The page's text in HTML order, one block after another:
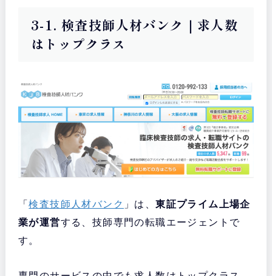
3-1. 検査技師人材バンク｜求人数
はトップクラス
「検査技師人材バンク 」は、東証プライム上場企
業が運営する、技師専門の転職エージェントで
す。